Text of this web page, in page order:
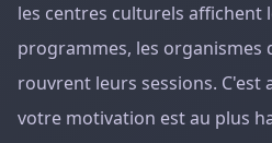
les centres culturels affichent
programmes, les organismes
rouvrent leurs sessions. C'est
votre motivation est au plus